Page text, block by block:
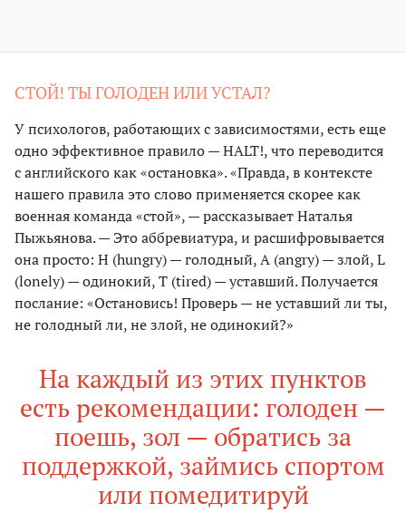
СТОЙ! ТЫ ГОЛОДЕН ИЛИ УСТАЛ?
У психологов, работающих с зависимостями, есть еще
одно эффективное правило — HALT!, что переводится
с английского как «остановка». «Правда, в контексте
нашего правила это слово применяется скорее как
военная команда «стой», — рассказывает Наталья
Пыжьянова. — Это аббревиатура, и расшифровывается
она просто: H (hungry) — голодный, A (angry) — злой, L
(lonely) — одинокий, T (tired) — уставший. Получается
послание: «Остановись! Проверь — не уставший ли ты,
не голодный ли, не злой, не одинокий?»
На каждый из этих пунктов
есть рекомендации: голоден —
поешь, зол — обратись за
поддержкой, займись спортом
или помедитируй